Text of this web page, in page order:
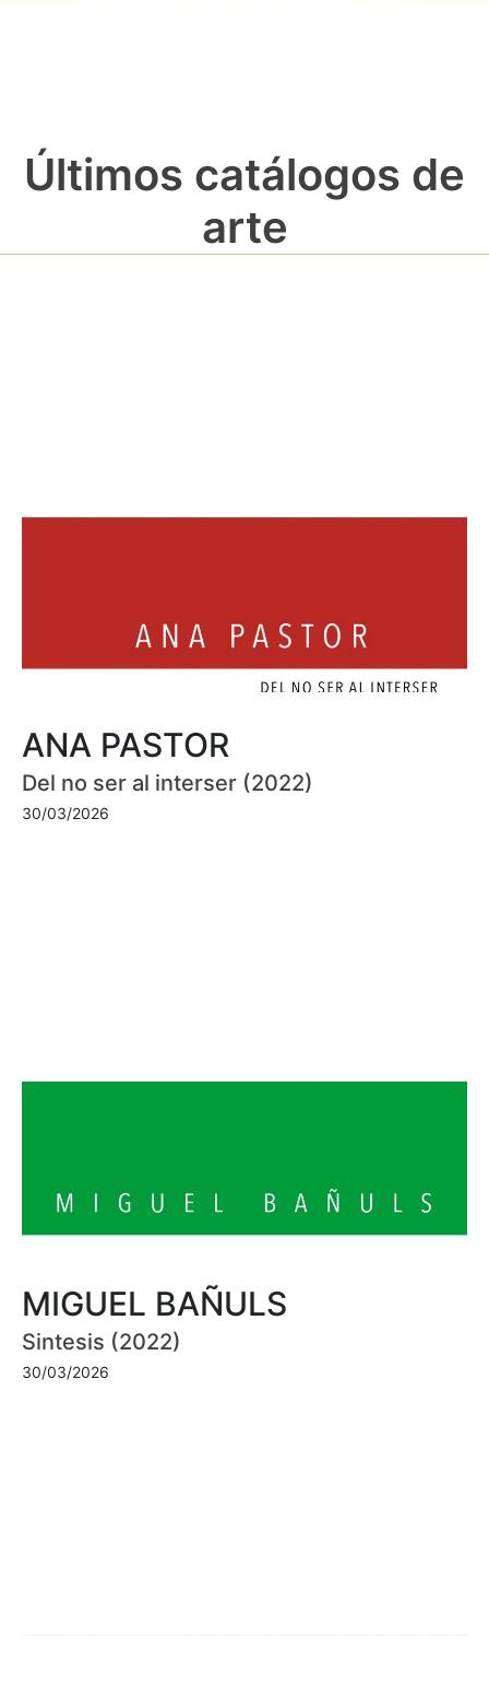
Últimos catálogos de
arte
ANA PASTOR
Del no ser al interser (2022)
30/03/2026
MIGUEL BAÑULS
Sintesis (2022)
30/03/2026